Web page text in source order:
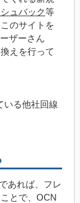
ュバック等
のサイトを
ザーさん
えを行って
いる他社回線
あれば、フレ
とで、OCN